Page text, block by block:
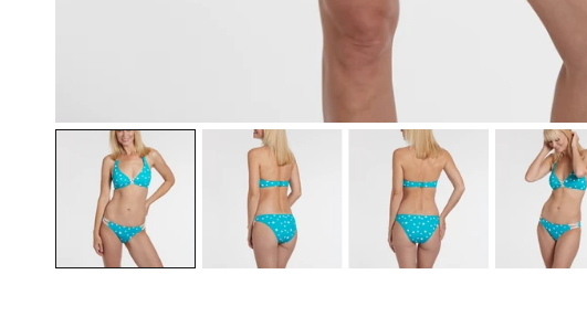
ÖFFNEN SIE MEDIEN IN DER GALERIEANSICHT